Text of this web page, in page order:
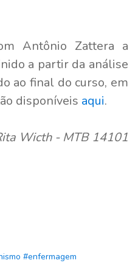
Antônio Zattera a
a partir da análise
ao final do curso, em
disponíveis aqui.
Wicth - MTB 14101
#enfermagem